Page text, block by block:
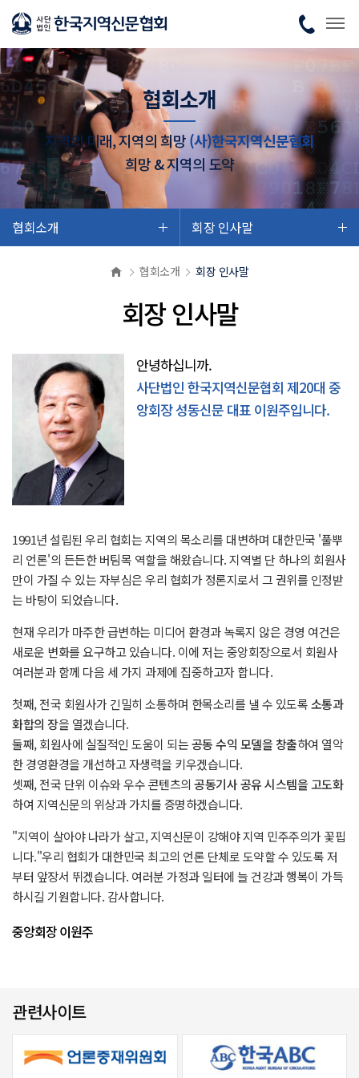
협회소개
지역의 미래, 지역의 희망(사)한국지역신문협회
희망 & 지역의 도약
협회소개 회장 인사말
협회소개 회장 인사말
회장 인사말
안녕하십니까.
사단법인 한국지역신문협회 제20대 중
앙회장 성동신문 대표 이원주입니다.
1991년 설립된 우리 협회는 지역의 목소리를 대변하며 대한민국 '풀뿌
리 언론'의 든든한 버팀목 역할을 해왔습니다. 지역별 단 하나의 회원사
만이 가질 수 있는 자부심은 우리 협회가 정론지로서 그 권위를 인정받
는 바탕이 되었습니다.
현재 우리가 마주한 급변하는 미디어 환경과 녹록지 않은 경영 여건은
새로운 변화를 요구하고 있습니다. 이에 저는 중앙회장으로서 회원사
여러분과 함께 다음 세 가지 과제에 집중하고자 합니다.
첫째, 전국 회원사가 긴밀히 소통하며 한목소리를 낼 수 있도록소통과
화합의 장을 열겠습니다.
둘째, 회원사에 실질적인 도움이 되는공동 수익 모델을 창출하여 열악
한 경영환경을 개선하고 자생력을 키우겠습니다.
셋째, 전국 단위 이슈와 우수 콘텐츠의 공동기사 공유 시스템을 고도화
하여 지역신문의 위상과 가치를 증명하겠습니다.
"지역이 살아야 나라가 살고, 지역신문이 강해야 지역 민주주의가 꽃핍
니다."우리 협회가 대한민국 최고의 언론 단체로 도약할 수 있도록 저
부터 앞장서 뛰겠습니다. 여러분 가정과 일터에 늘 건강과 행복이 가득
하시길 기원합니다. 감사합니다.
중앙회장 이원주
관련사이트